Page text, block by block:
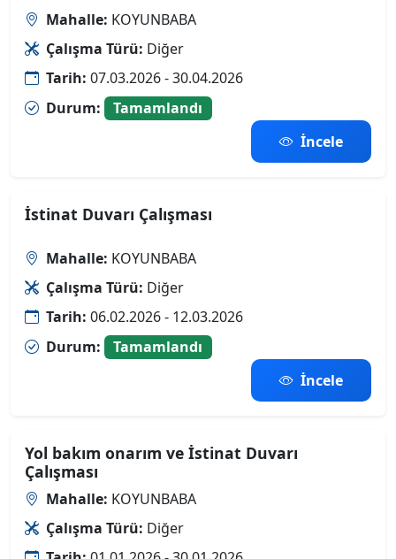
Mahalle: KOYUNBABA
Çalışma Türü: Diğer
Tarih: 07.03.2026 - 30.04.2026
Durum:
Tamamlandı
İncele
İstinat Duvarı Çalışması
Mahalle: KOYUNBABA
Çalışma Türü: Diğer
Tarih: 06.02.2026 - 12.03.2026
Durum:
Tamamlandı
İncele
Yol bakım onarım ve İstinat Duvarı
Çalışması
Mahalle: KOYUNBABA
Çalışma Türü: Diğer